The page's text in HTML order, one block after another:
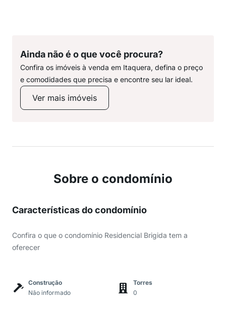
Ainda não é o que você procura?
Confira os imóveis à venda em Itaquera, defina o preço
e comodidades que precisa e encontre seu lar ideal.
Ver mais imóveis
Sobre o condomínio
Características do condomínio
Confira o que o condomínio Residencial Brigida tem a
oferecer
Construção
Não informado
Torres
0